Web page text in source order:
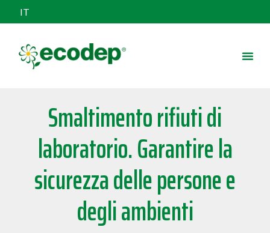
IT
Smaltimento rifiuti di
laboratorio. Garantire la
sicurezza delle persone e
degli ambienti